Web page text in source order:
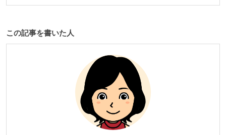
この記事を書いた人